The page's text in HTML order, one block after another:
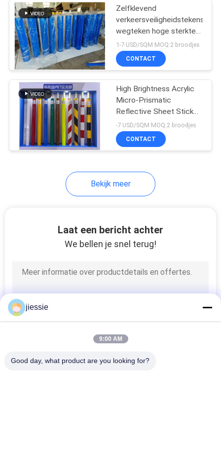
PRIVACY
POLICY
Zelfklevend
verkeersveiligheidstekens
wegteken hoge sterkte
reflecterende filmplaat /
reflecterend vinyl
wegteken
1-7 USD/SQM MOQ:2 broodjes
CONTACT
High Brightness Acrylic
Micro-Prismatic
Reflective Sheet Sticker
Film EGP/HIP voor
wegverkeersborden
-7 USD/SQM MOQ:2 broodjes
CONTACT
Bekijk meer
Laat een bericht achter
We bellen je snel terug!
jiessie
9:00 AM
Good day, what product are you looking for?